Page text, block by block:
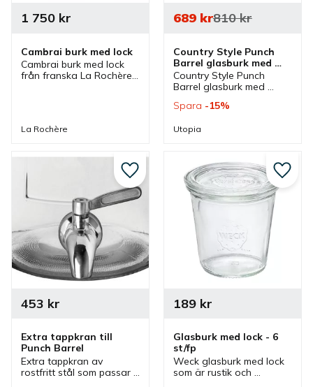
Cambrai burk med lock
Cambrai burk med lock
från franska La Rochère
förr i tiden.
1 750kr
La Rochère
Country Style Punch
Barrel glasburk med
tappkran
Country Style Punch
Barrel glasburk med
servering av olika
kan användas i olika
689kr810kr
Spara 15%
Utopia
Extra tappkran till
Punch Barrel
Extra tappkran av
rostfritt stål som passar
453 kr
Lägg till i favoriter
Glasburk med lock - 6
st/fp
Weck glasburk med lock
som är rustik och
189kr
Lägg